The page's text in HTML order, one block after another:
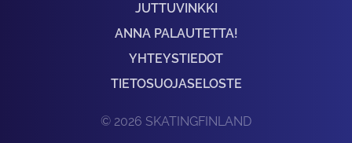
JUTTUVINKKI
ANNA PALAUTETTA!
YHTEYSTIEDOT
TIETOSUOJASELOSTE
© 2026 SKATINGFINLAND